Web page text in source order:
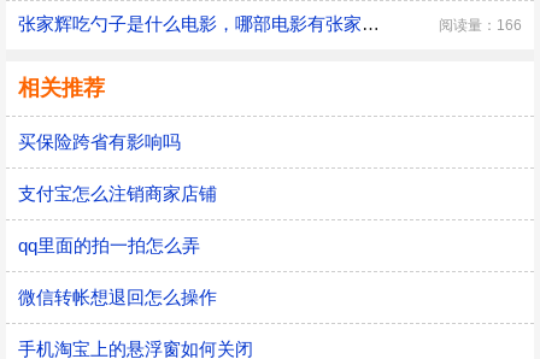
张家辉吃勺子是什么电影，哪部电影有张家辉吃勺子 阅读量：166
相关推荐
买保险跨省有影响吗
支付宝怎么注销商家店铺
qq里面的拍一拍怎么弄
微信转帐想退回怎么操作
手机淘宝上的悬浮窗如何关闭